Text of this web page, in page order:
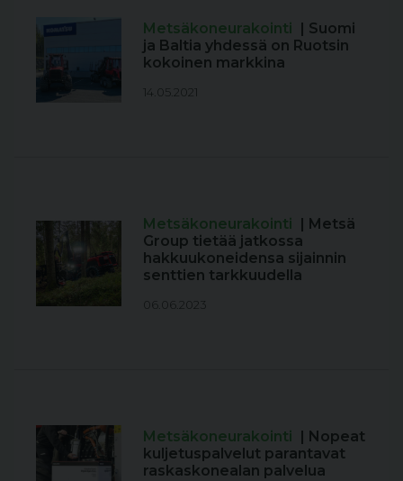
Metsäkoneurakointi
| Suomi
ja Baltia yhdessä on Ruotsin
kokoinen markkina
14.05.2021
Metsäkoneurakointi
| Metsä
Group tietää jatkossa
hakkuukoneidensa sijainnin
senttien tarkkuudella
06.06.2023
Metsäkoneurakointi
| Nopeat
kuljetuspalvelut parantavat
raskaskonealan palvelua